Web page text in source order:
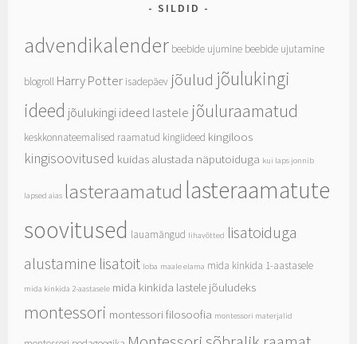
SILDID
advendikalender beebide ujumine beebide ujutamine
blogroll Harry Potter isadepäev jõulud jõulukingi
ideed jõulukingi ideed lastele jõuluraamatud
keskkonnateemalised raamatud kingiideed kingiloos
kingisoovitused kuidas alustada näputoiduga kui laps jonnib
lapsed aias lasteraamatud lasteraamatute
soovitused lauamängud lihavõtted lisatoiduga
alustamine lisatoit loba maale elama mida kinkida 1-aastasele
mida kinkida 2-aastasele mida kinkida lastele jõuludeks
montessori montessori filosoofia montessori materjalid